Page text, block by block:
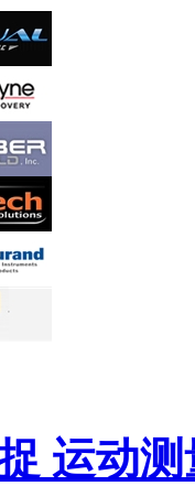
运动测